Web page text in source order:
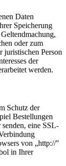
Daten
Speicherung
oder zum
juristischen Person
der
werden.
Schutz der
Bestellungen
eine SSL-
von „http://"
in Ihrer